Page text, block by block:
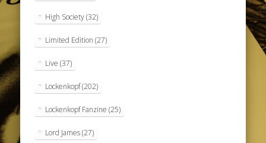
High Society(32)
Limited Edition (27)
Live (37)
Lockenkopf(202)
Lockenkopf Fanzine (25)
Lord James(27)